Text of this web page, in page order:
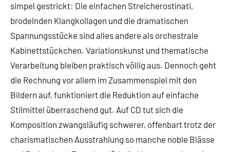
simpel gestrickt: Die einfachen Streicherostinati,
brodelnden Klangkollagen und die dramatischen
Spannungsstücke sind alles andere als orchestrale
Kabinettstückchen. Variationskunst und thematische
Verarbeitung bleiben praktisch völlig aus. Dennoch geht
die Rechnung vor allem im Zusammenspiel mit den
Bildern auf, funktioniert die Reduktion auf einfache
Stilmittel überraschend gut. Auf CD tut sich die
Komposition zwangsläufig schwerer, offenbart trotz der
charismatischen Ausstrahlung so manche noble Blässe